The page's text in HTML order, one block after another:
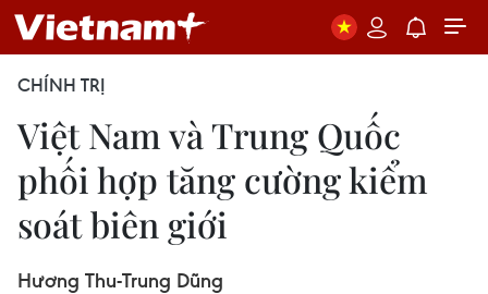
CHÍNH TRỊ
Việt Nam và Trung Quốc
phối hợp tăng cường kiểm
soát biên giới
Hương Thu-Trung Dũng